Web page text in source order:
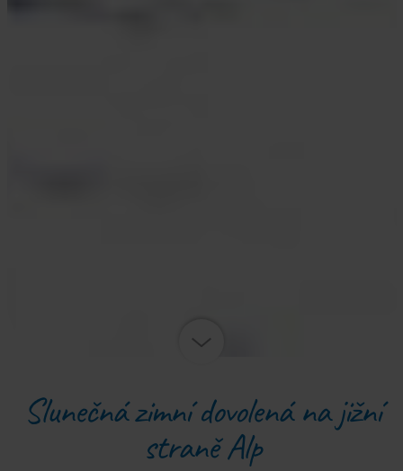
Slunečná zimní dovolená na jižní
straně Alp